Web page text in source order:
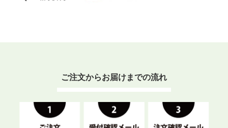
ご注文からお届けまでの流れ